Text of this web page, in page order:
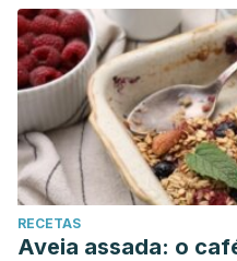
RECETAS
Aveia assada: o